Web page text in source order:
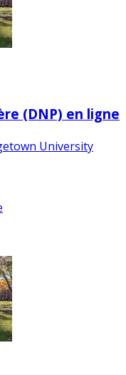
(DNP) en ligne
University